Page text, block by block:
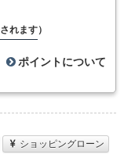
れます）
ポイントについて
ショッピングローン